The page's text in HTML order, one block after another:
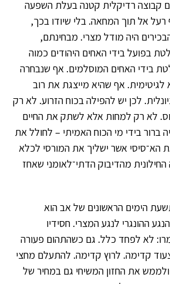
קבוצה רדיקלית קטנה בעלת השפעה
אל תוך המחאה. בלי שיודו בכך,
היה מודל מצרי. מבחינתם,
בפועל בידי האחים היהודים כמוה
בידי האחים המוסלמים. אף שנבחרה
לגיטימית. אף שהיא מייצגת את רוב
לכן יש להפילה בכוח הזרוע. לא רק
לא רק למחות אלא לשתק את החיים
ברור בידי מי הכוח האמיתי – לחולל את
הא־סיסי אשר ישליך את המורסי לכלא
מהדיבוק הדתי־לאומני שאחז
הימים הראשונים של אב הוא
ההונגרי לנגע המצרי. חסידיו
לא לפחד כלל. גם כשהתהום פעורה
קדימה. לרוץ קדימה. להתעלם מחצי
את החזון המשיחי גם במחיר של